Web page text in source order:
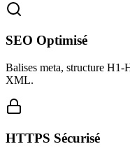
SEO Optimisé
Balises meta, structure H1-
XML.
HTTPS Sécurisé